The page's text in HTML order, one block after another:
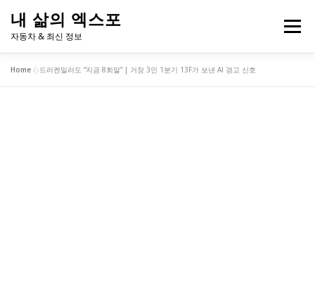
내 삶의 엑스포
자동차 & 최신 정보
메뉴
Home »드러켄밀러도 “지금 8회말” | 거장 3인 1분기 13F가 보낸 AI 경고 신호